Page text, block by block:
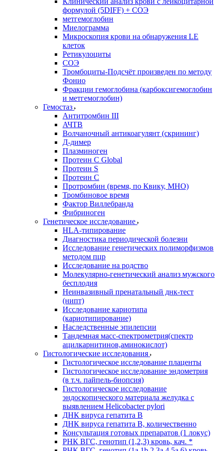
формулой (5DIFF) + СОЭ
метгемоглобин
Миелограмма
Микроскопия крови на обнаружения LE
клеток
Ретикулоциты
СОЭ
Тромбоциты-Подсчёт произведен по методу
Фонио
Фракции гемоглобина (карбоксигемоглобин
и метгемоглобин)
Гемостаз
Антитромбин III
АЧТВ
Волчаночный антикоагулянт (скрининг)
Д-димер
Плазминоген
Протеин C Global
Протеин S
Протеин С
Протромбин (время, по Квику, МНО)
Тромбиновое время
Фактор Виллебранда
Фибриноген
Генетическое исследование
HLA-типирование
Диагностика периодической болезни
Исследование генетических полиморфизмов
методом пцр
Исследование на родство
Молекулярно-генетический анализ мужского
бесплодия
Неинвазивный пренатальный днк-тест
(нипт)
Исследование кариотипа
(кариотипирование)
Наследственные эпилепсии
Тандемная масс-спектрометрия(спектр
ацилкарнитинов,аминокислот)
Гистологические исследования
Гистологическое исследование плаценты
Гистологическое исследование эндометрия
(в т.ч. пайпель-биопсия)
Гистологическое исследование
эндоскопического материала желудка с
выявлением Helicobacter pylori
ДНК вируса гепатита B
ДНК вируса гепатита B, количественно
Консультация готовых препаратов (1 локус)
РНК ВГC, генотип (1,2,3) кровь, кач. *